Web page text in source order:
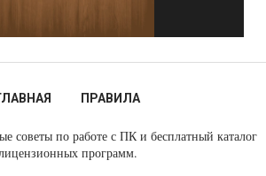
ПРАВИЛА
советы по работе с ПК и бесплатный каталог
программ.